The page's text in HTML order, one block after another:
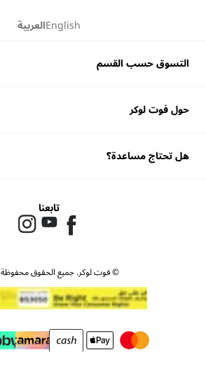
Englishالعربية
التسوق حسب القسم
حول فوت لوكر
هل تحتاج مساعدة؟
تابعنا
© فوت لوكر. جميع الحقوق محفوظة 2025